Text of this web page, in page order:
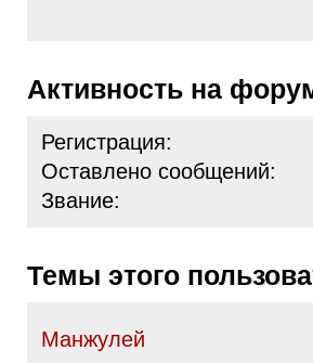
Активность на
Регистрация:
Оставлено сообщений:
Звание:
Темы этого
Манжулей